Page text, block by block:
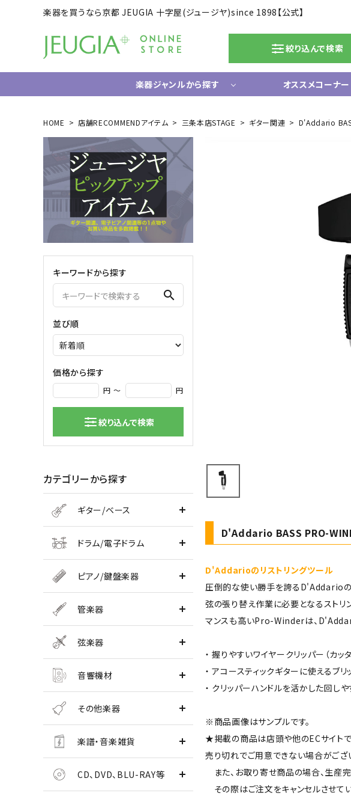
楽器を買うなら京都 JEUGIA 十字屋(ジュージヤ)since 1898【公式】
絞り込んで検索
楽器ジャンルから探す
ギター/ベース
エレキギター
エレキベース
アコースティックギター
中古ギター・アウトレットギター
ウクレレ
ギター関連小物
アンプ
エフェクター
ライフスタイルグッズ
ドラム/電子ドラム
弦楽器
クラシックギター
ハープ
弦楽器小物
オススメコーナー
HOME 店舗RECOMMENDアイテム 三条本店STAGE ギター関連 D'Addario
キーワードから探す
search
並び順
価格から探す
円 ～ 円
絞り込んで検索
カテゴリーから探す
ギター/ベース
ドラム/電子ドラム
ピアノ/鍵盤楽器
管楽器
弦楽器
音響機材
その他楽器
楽譜・音楽雑貨
CD、DVD、BLU-RAY等
D'Addario BASS PRO-
D'Addarioのリストリングツール
圧倒的な使い勝手を誇るD'Addarioの
弦の張り替え作業に必要となるストリ
マンスも高いPro-Winderは、
・ 握りやすいワイヤークリッパー（カッタ
・ アコースティックギターに使えるブ
・ クリッパーハンドルを活かした回し
※商品画像はサンプルです。
★掲載の商品は店頭や他のECサイトで
売り切れでご用意できない場合がござ
また、お取り寄せ商品の場合、生産
その際はご注文をキャンセルさせて